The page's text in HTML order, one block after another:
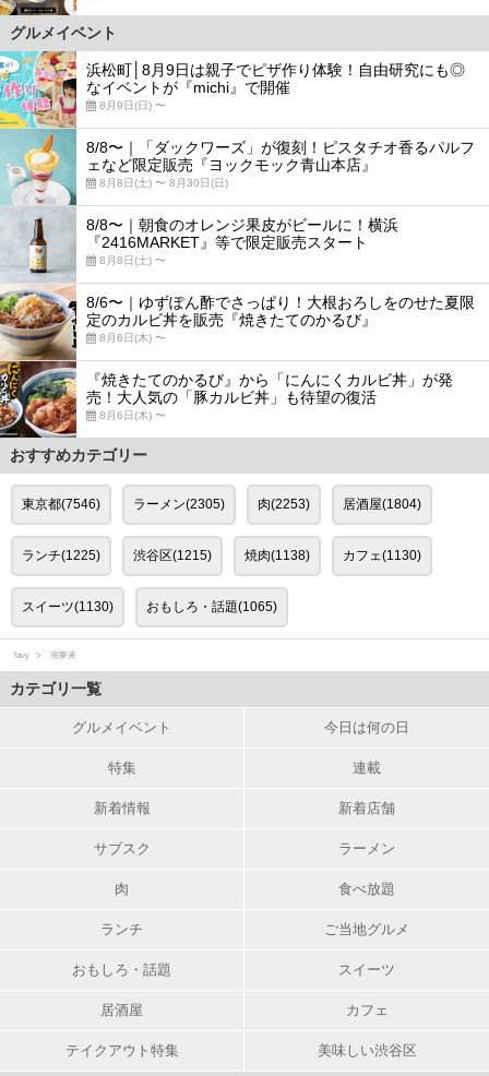
グルメイベント
浜松町│8月9日は親子でピザ作り体験！自由研究にも◎
なイベントが『michi』で開催
8月9日(日) 〜
8/8〜｜「ダックワーズ」が復刻！ピスタチオ香るパルフ
ェなど限定販売『ヨックモック青山本店』
8月8日(土) 〜 8月30日(日)
8/8〜｜朝食のオレンジ果皮がビールに！横浜
『2416MARKET』等で限定販売スタート
8月8日(土) 〜
8/6〜｜ゆずぽん酢でさっぱり！大根おろしをのせた夏限
定のカルビ丼を販売『焼きたてのかるび』
8月6日(木) 〜
『焼きたてのかるび』から「にんにくカルビ丼」が発
売！大人気の「豚カルビ丼」も待望の復活
8月6日(木) 〜
おすすめカテゴリー
東京都(7546) ラーメン(2305) 肉(2253) 居酒屋(1804)
ランチ(1225) 渋谷区(1215) 焼肉(1138) カフェ(1130)
スイーツ(1130) おもしろ・話題(1065)
favy 潮夢来
カテゴリ一覧
グルメイベント 今日は何の日
特集 連載
新着情報 新着店舗
サブスク ラーメン
肉 食べ放題
ランチ ご当地グルメ
おもしろ・話題 スイーツ
居酒屋 カフェ
テイクアウト特集 美味しい渋谷区